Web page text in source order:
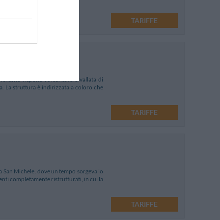
TARIFFE
rispetto l'incantevole vallata di
La struttura è indirizzata a coloro che
TARIFFE
San Michele, dove un tempo sorgeva lo
completamente ristrutturati, in cui la
TARIFFE